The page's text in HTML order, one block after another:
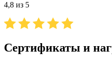
4,8 из 5
Сертификаты и